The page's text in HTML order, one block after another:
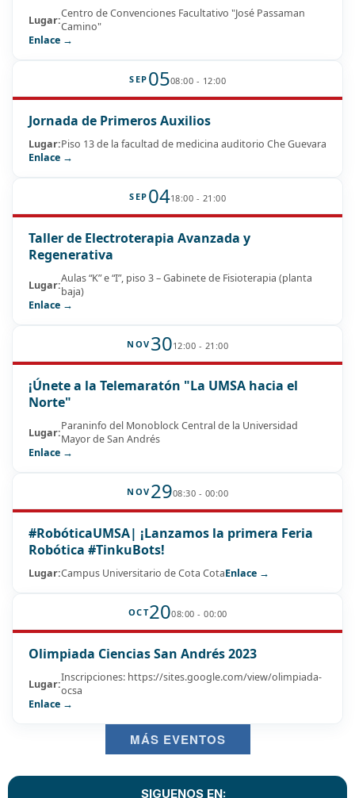
Lugar:Centro de Convenciones Facultativo "José Passaman
Camino"
Enlace →
SEP 0508:00 - 12:00
Jornada de Primeros Auxilios
Lugar:Piso 13 de la facultad de medicina auditorio Che Guevara
Enlace →
SEP 0418:00 - 21:00
Taller de Electroterapia Avanzada y
Regenerativa
Lugar:Aulas “K” e “I”, piso 3 – Gabinete de Fisioterapia (planta
baja)
Enlace →
NOV 3012:00 - 21:00
¡Únete a la Telemaratón "La UMSA hacia el
Norte"
Lugar:Paraninfo del Monoblock Central de la Universidad
Mayor de San Andrés
Enlace →
NOV 2908:30 - 00:00
#RobóticaUMSA| ¡Lanzamos la primera Feria
Robótica #TinkuBots!
Lugar:Campus Universitario de Cota CotaEnlace →
OCT2008:00 - 00:00
Olimpiada Ciencias San Andrés 2023
Lugar:Inscripciones: https://sites.google.com/view/olimpiada-
ocsa
Enlace →
MÁS EVENTOS
SIGUENOS EN: